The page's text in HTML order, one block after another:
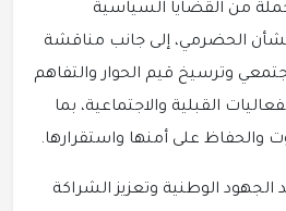
من القضايا السياسية
الحضرمي، إلى جانب مناقشة
وترسيخ قيم الحوار والتفاهم
القبلية والاجتماعية، بما
على أمنها واستقرارها.
الجهود الوطنية وتعزيز الشراكة